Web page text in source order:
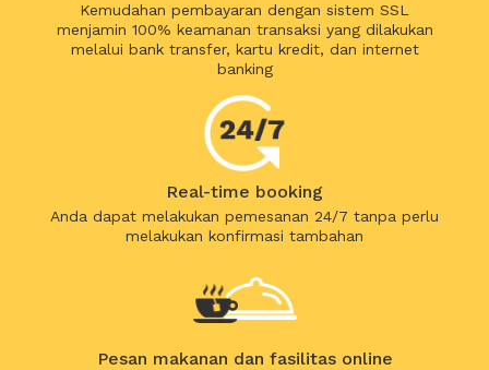
Kemudahan pembayaran dengan sistem SSL
menjamin 100% keamanan transaksi yang dilakukan
melalui bank transfer, kartu kredit, dan internet
banking
Real-time booking
Anda dapat melakukan pemesanan 24/7 tanpa perlu
melakukan konfirmasi tambahan
Pesan makanan dan fasilitas online